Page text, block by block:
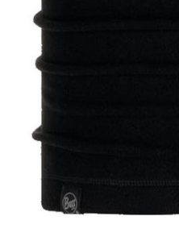
pour retourner à la
BUFF23HW30014